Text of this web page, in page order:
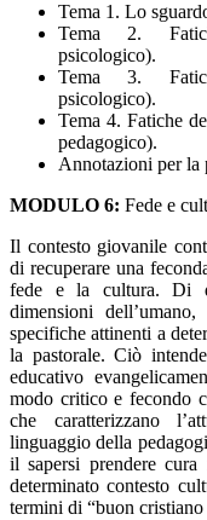
Tema 1. Lo
Tema 2.
psicologico).
Tema 3.
psicologico).
Tema 4. Fatiche
pedagogico).
Annotazioni per la
MODULO 6: Fede e
Il contesto giovanile
di recuperare una
fede e la cultura. Di
dimensioni
specifiche attinenti a
la pastorale. Ciò
educativo
modo critico e fecondo
che caratterizzano
linguaggio della
il sapersi prendere
determinato contesto
termini di “buon cristiano